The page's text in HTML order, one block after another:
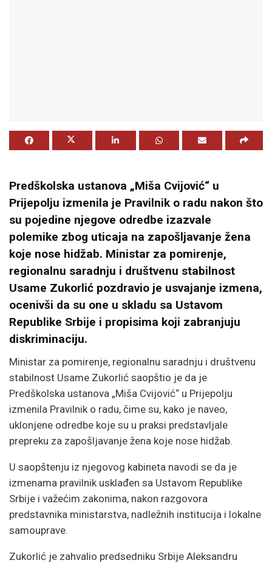
Predškolska ustanova „Miša Cvijović“ u
Prijepolju izmenila je Pravilnik o radu nakon što
su pojedine njegove odredbe izazvale
polemike zbog uticaja na zapošljavanje žena
koje nose hidžab. Ministar za pomirenje,
regionalnu saradnju i društvenu stabilnost
Usame Zukorlić pozdravio je usvajanje izmena,
ocenivši da su one u skladu sa Ustavom
Republike Srbije i propisima koji zabranjuju
diskriminaciju.
Ministar za pomirenje, regionalnu saradnju i društvenu
stabilnost Usame Zukorlić saopštio je da je
Predškolska ustanova „Miša Cvijović“ u Prijepolju
izmenila Pravilnik o radu, čime su, kako je naveo,
uklonjene odredbe koje su u praksi predstavljale
prepreku za zapošljavanje žena koje nose hidžab.
U saopštenju iz njegovog kabineta navodi se da je
izmenama pravilnik usklađen sa Ustavom Republike
Srbije i važećim zakonima, nakon razgovora
predstavnika ministarstva, nadležnih institucija i lokalne
samouprave.
Zukorlić je zahvalio predsedniku Srbije Aleksandru